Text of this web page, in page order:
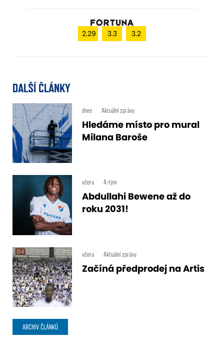
2.29 3.3 3.2
DALŠÍ ČLÁNKY
dnes Aktuální zprávy
Hledáme místo pro mural
Milana Baroše
včera A-tým
Abdullahi Bewene až do
roku 2031!
včera Aktuální zprávy
Začíná předprodej na Artis
ARCHIV ČLÁNKŮ